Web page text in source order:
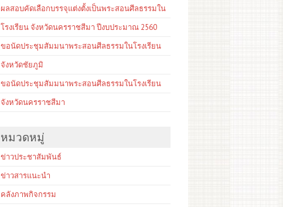
ผลสอบคัดเลือกบรรจุแต่งตั้งเป็นพระสอนศีลธรรมใน
โรงเรียน จังหวัดนครราชสีมา ปีงบประมาณ 2560
ขอนัดประชุมสัมมนาพระสอนศีลธรรมในโรงเรียน
จังหวัดชัยภูมิ
ขอนัดประชุมสัมมนาพระสอนศีลธรรมในโรงเรียน
จังหวัดนครราชสีมา
หมวดหมู่
ข่าวประชาสัมพันธ์
ข่าวสารแนะนำ
คลังภาพกิจกรรม